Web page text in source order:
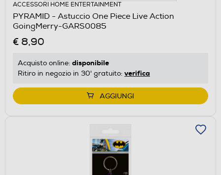
ACCESSORI HOME ENTERTAINMENT
PYRAMID - Astuccio One Piece Live Action
GoingMerry-GARS0085
€ 8,90
Acquisto online: disponibile
Ritiro in negozio in 30' gratuito: verifica
AGGIUNGI